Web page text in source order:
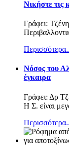
Νικήστε τις
Γράφει:
Nόσος του
έγκαιρα
Γράφει: Δρ
Η Σ. είναι